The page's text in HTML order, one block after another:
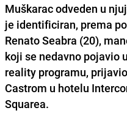
Muškarac odveden u
je identificiran, prema
Renato Seabra (20),
koji se nedavno pojavio
reality programu,
Castrom u hotelu
Squarea.